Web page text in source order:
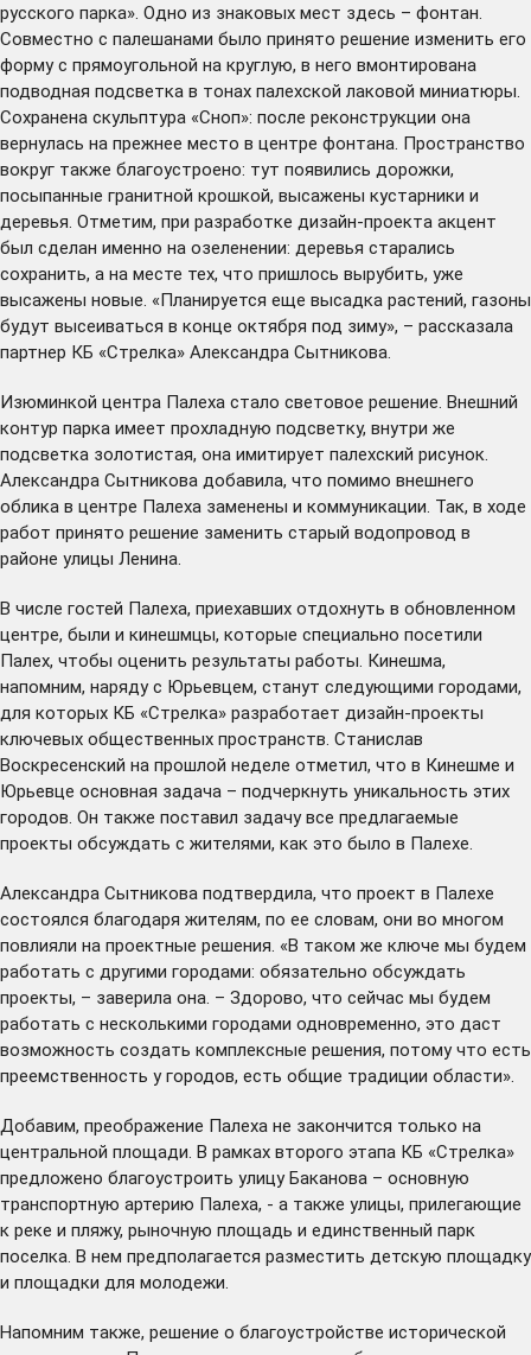
русского парка». Одно из знаковых мест здесь – фонтан.
Совместно с палешанами было принято решение изменить его
форму с прямоугольной на круглую, в него вмонтирована
подводная подсветка в тонах палехской лаковой миниатюры.
Сохранена скульптура «Сноп»: после реконструкции она
вернулась на прежнее место в центре фонтана. Пространство
вокруг также благоустроено: тут появились дорожки,
посыпанные гранитной крошкой, высажены кустарники и
деревья. Отметим, при разработке дизайн-проекта акцент
был сделан именно на озеленении: деревья старались
сохранить, а на месте тех, что пришлось вырубить, уже
высажены новые. «Планируется еще высадка растений, газоны
будут высеиваться в конце октября под зиму», – рассказала
партнер КБ «Стрелка» Александра Сытникова.
Изюминкой центра Палеха стало световое решение. Внешний
контур парка имеет прохладную подсветку, внутри же
подсветка золотистая, она имитирует палехский рисунок.
Александра Сытникова добавила, что помимо внешнего
облика в центре Палеха заменены и коммуникации. Так, в ходе
работ принято решение заменить старый водопровод в
районе улицы Ленина.
В числе гостей Палеха, приехавших отдохнуть в обновленном
центре, были и кинешмцы, которые специально посетили
Палех, чтобы оценить результаты работы. Кинешма,
напомним, наряду с Юрьевцем, станут следующими городами,
для которых КБ «Стрелка» разработает дизайн-проекты
ключевых общественных пространств. Станислав
Воскресенский на прошлой неделе отметил, что в Кинешме и
Юрьевце основная задача – подчеркнуть уникальность этих
городов. Он также поставил задачу все предлагаемые
проекты обсуждать с жителями, как это было в Палехе.
Александра Сытникова подтвердила, что проект в Палехе
состоялся благодаря жителям, по ее словам, они во многом
повлияли на проектные решения. «В таком же ключе мы будем
работать с другими городами: обязательно обсуждать
проекты, – заверила она. – Здорово, что сейчас мы будем
работать с несколькими городами одновременно, это даст
возможность создать комплексные решения, потому что есть
преемственность у городов, есть общие традиции области».
Добавим, преображение Палеха не закончится только на
центральной площади. В рамках второго этапа КБ «Стрелка»
предложено благоустроить улицу Баканова – основную
транспортную артерию Палеха, - а также улицы, прилегающие
к реке и пляжу, рыночную площадь и единственный парк
поселка. В нем предполагается разместить детскую площадку
и площадки для молодежи.
Напомним также, решение о благоустройстве исторической